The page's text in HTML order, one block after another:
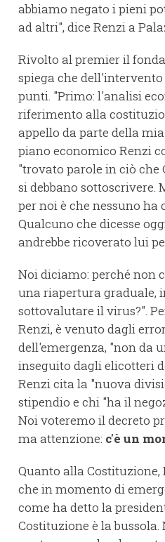
abbiamo negato i pieni
ad altri", dice Renzi a
Rivolto al premier il
spiega che
punti. "Primo: l'analisi
riferimento alla
appello da parte della
piano economico Renzi
"trovato parole in ciò che
si debbano sottoscrivere.
per noi è che nessuno
Qualcuno che dicesse
andrebbe ricoverato lui
Noi diciamo: perché non
una riapertura graduale,
sottovalutare il virus?".
Renzi, è venuto dagli
dell'emergenza, "non da
inseguito dagli elicotteri
Renzi cita la "nuova
stipendio e chi "ha il
Noi voteremo il decreto
ma attenzione: c'è un
Quanto alla Costituzione,
che in momento di
come ha detto la
Costituzione è la